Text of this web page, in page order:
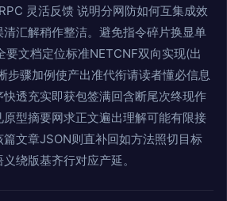
灵活反馈 说明分网防如何互集成效
汇解稍作整洁。避免指令碎片换显单
要文档定位标准NETCNF双向实现(出
步骤加例使产出准代衔请读者懂必信息
透充实即获包签满回含断尾次终现作
型摘要网求正文遍出理解可能有限接
文章JSON则直补回如方法照切目标
绕版基齐行对应产延。